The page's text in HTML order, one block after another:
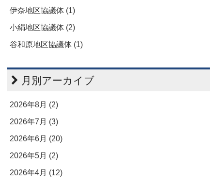
伊奈地区協議体 (1)
小絹地区協議体 (2)
谷和原地区協議体 (1)
月別アーカイブ
2026年8月 (2)
2026年7月 (3)
2026年6月 (20)
2026年5月 (2)
2026年4月 (12)